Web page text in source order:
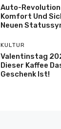
Auto-Revolution
Komfort Und
Neuen
KULTUR
Valentinstag
Dieser Kaffee
Geschenk Ist!